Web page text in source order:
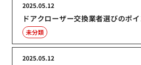
ドアクローザー交換業者選びのポ
2025.05.12
未分類
2025.05.12